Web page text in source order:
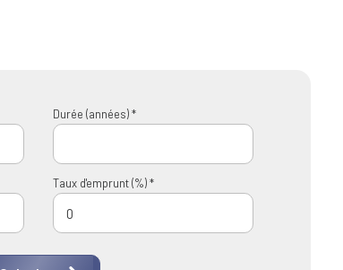
Durée (années) *
Taux d'emprunt (%) *